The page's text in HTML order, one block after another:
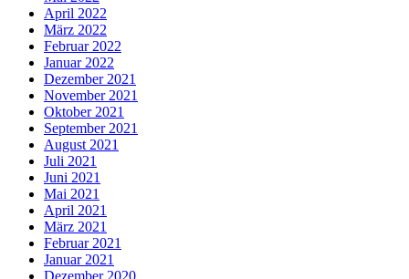
April 2022
März 2022
Februar 2022
Januar 2022
Dezember 2021
November 2021
Oktober 2021
September 2021
August 2021
Juli 2021
Juni 2021
Mai 2021
April 2021
März 2021
Februar 2021
Januar 2021
Dezember 2020